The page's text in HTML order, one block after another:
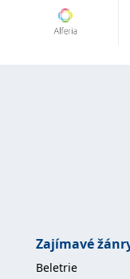
Zajímavé
Beletrie